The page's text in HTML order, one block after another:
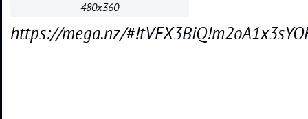
480x360
https://mega.nz/